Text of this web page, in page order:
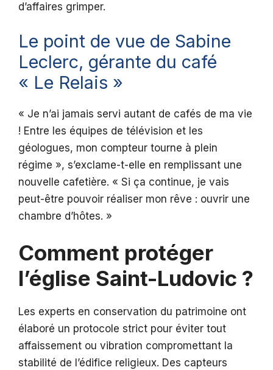
d’affaires grimper.
Le point de vue de Sabine
Leclerc, gérante du café
« Le Relais »
« Je n’ai jamais servi autant de cafés de ma vie
! Entre les équipes de télévision et les
géologues, mon compteur tourne à plein
régime », s’exclame-t-elle en remplissant une
nouvelle cafetière. « Si ça continue, je vais
peut-être pouvoir réaliser mon rêve : ouvrir une
chambre d’hôtes. »
Comment protéger
l’église Saint-Ludovic ?
Les experts en conservation du patrimoine ont
élaboré un protocole strict pour éviter tout
affaissement ou vibration compromettant la
stabilité de l’édifice religieux. Des capteurs